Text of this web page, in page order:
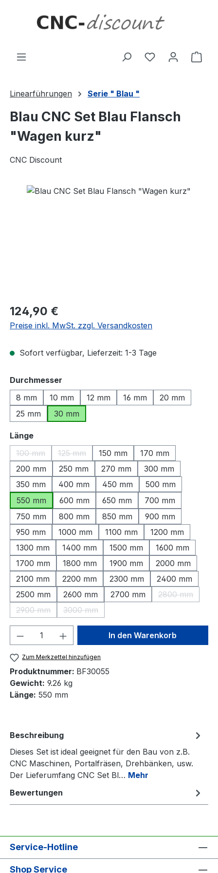
Linearführungen Serie " Blau "
Blau CNC Set Blau Flansch
"Wagen kurz"
CNC Discount
Bildergalerie überspringen
Regulärer Preis:
124,90 €
Preise inkl. MwSt. zzgl. Versandkosten
Sofort verfügbar, Lieferzeit: 1-3 Tage
Durchmesser
8 mm
10 mm 12 mm 16 mm
20 mm
25 mm
30 mm
Längeauswählen
100 mm
(Diese Option ist zurzeit nicht verfügbar.)
125 mm
(Diese Option ist zurzeit nicht verfügbar.)
150 mm
170 mm
200 mm
250 mm 270 mm
300 mm
350 mm
400 mm 450 mm
500 mm
550 mm
600 mm 650 mm
700 mm
750 mm
800 mm 850 mm
900 mm
950 mm
1000 mm 1100 mm
1200 mm
1300 mm
1400 mm 1500 mm
1600 mm
1700 mm
1800 mm 1900 mm
2000 mm
2100 mm
2200 mm 2300 mm
2400 mm
2500 mm
2600 mm 2700 mm 2800 mm
(Diese
2900 mm
(Diese Option ist zurzeit nicht verfügbar.)
3000 mm
(Diese Option ist zurzeit nicht verfügbar.)
Produkt Anzahl: Gib denIn den Warenkorb
Zum Merkzettel hinzufügen
Produktnummer: BF30055
Gewicht: 9.26 kg
Länge: 550 mm
Beschreibung
Dieses Set ist ideal geeignet für den Bau von z.B.
CNC Maschinen, Portalfräsen, Drehbänken, usw.
Der Lieferumfang CNC Set Bl… Mehr
Bewertungen
Service-Hotline
Shop Service